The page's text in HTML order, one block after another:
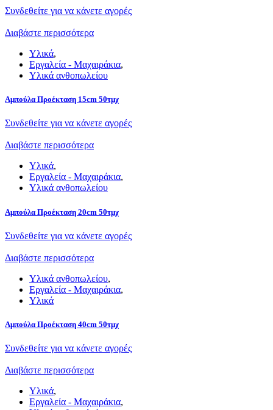
Συνδεθείτε για να κάνετε αγορές
Διαβάστε περισσότερα
Υλικά,
Εργαλεία - Μαχαιράκια,
Υλικά ανθοπωλείου
Αμπούλα Προέκταση 15cm 50τμχ
Συνδεθείτε για να κάνετε αγορές
Διαβάστε περισσότερα
Υλικά,
Εργαλεία - Μαχαιράκια,
Υλικά ανθοπωλείου
Αμπούλα Προέκταση 20cm 50τμχ
Συνδεθείτε για να κάνετε αγορές
Διαβάστε περισσότερα
Υλικά ανθοπωλείου,
Εργαλεία - Μαχαιράκια,
Υλικά
Αμπούλα Προέκταση 40cm 50τμχ
Συνδεθείτε για να κάνετε αγορές
Διαβάστε περισσότερα
Υλικά,
Εργαλεία - Μαχαιράκια,